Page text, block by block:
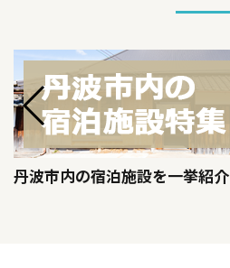
丹波市内の宿泊施設を一挙紹介